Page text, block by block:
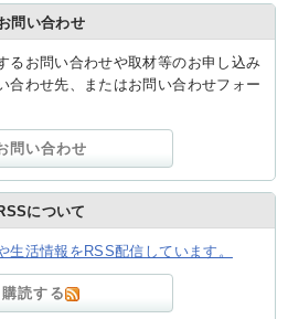
問い合わせ
るお問い合わせや取材等のお申し込み
合わせ先、またはお問い合わせフォー
問い合わせ
について
生活情報をRSS配信しています。
購読する